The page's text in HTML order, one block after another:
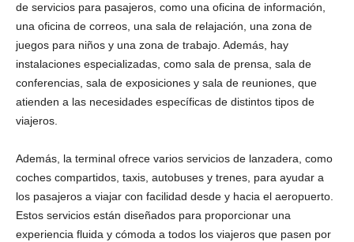
de servicios para pasajeros, como una oficina de información,
una oficina de correos, una sala de relajación, una zona de
juegos para niños y una zona de trabajo. Además, hay
instalaciones especializadas, como sala de prensa, sala de
conferencias, sala de exposiciones y sala de reuniones, que
atienden a las necesidades específicas de distintos tipos de
viajeros.
Además, la terminal ofrece varios servicios de lanzadera, como
coches compartidos, taxis, autobuses y trenes, para ayudar a
los pasajeros a viajar con facilidad desde y hacia el aeropuerto.
Estos servicios están diseñados para proporcionar una
experiencia fluida y cómoda a todos los viajeros que pasen por